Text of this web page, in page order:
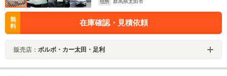
住所
群馬県太田市
無
料
在庫確認・見積依頼
販売店： ボルボ・カー太田・足利